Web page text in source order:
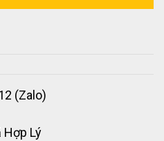
(Zalo)
Hợp Lý